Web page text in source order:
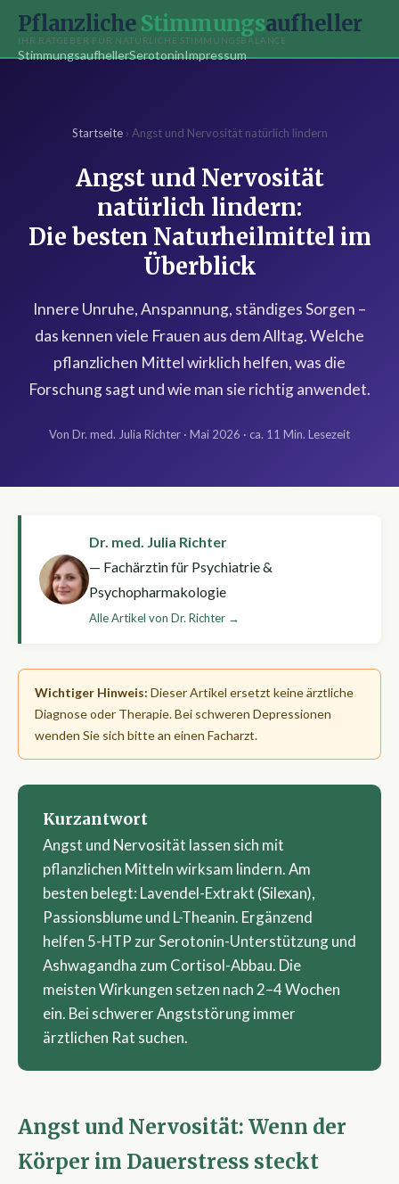
PflanzlicheStimmungsaufheller
IHR RATGEBER FÜR NATÜRLICHE STIMMUNGSBALANCE
StimmungsaufhellerSerotoninImpressum
Startseite› Angst und Nervosität natürlich lindern
Angst und Nervosität
natürlich lindern:
Die besten Naturheilmittel im
Überblick
Innere Unruhe, Anspannung, ständiges Sorgen –
das kennen viele Frauen aus dem Alltag. Welche
pflanzlichen Mittel wirklich helfen, was die
Forschung sagt und wie man sie richtig anwendet.
Von Dr. med. Julia Richter · Mai 2026 · ca. 11 Min. Lesezeit
Dr. med. Julia Richter
— Fachärztin für Psychiatrie &
Psychopharmakologie
Alle Artikel von Dr. Richter →
Wichtiger Hinweis: Dieser Artikel ersetzt keine ärztliche
Diagnose oder Therapie. Bei schweren Depressionen
wenden Sie sich bitte an einen Facharzt.
Kurzantwort
Angst und Nervosität lassen sich mit
pflanzlichen Mitteln wirksam lindern. Am
besten belegt: Lavendel-Extrakt (Silexan),
Passionsblume und L-Theanin. Ergänzend
helfen 5-HTP zur Serotonin-Unterstützung und
Ashwagandha zum Cortisol-Abbau. Die
meisten Wirkungen setzen nach 2–4 Wochen
ein. Bei schwerer Angststörung immer
ärztlichen Rat suchen.
Angst und Nervosität: Wenn der
Körper im Dauerstress steckt